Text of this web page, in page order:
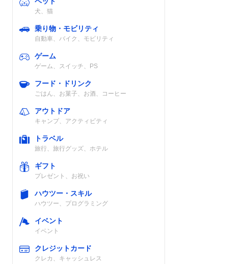
犬、猫
乗り物・モビリティ
自動車、バイク、モビリティ
ゲーム
ゲーム、スイッチ、PS
フード・ドリンク
ごはん、お菓子、お酒、コーヒー
アウトドア
キャンプ、アクティビティ
トラベル
旅行、旅行グッズ、ホテル
ギフト
プレゼント、お祝い
ハウツー・スキル
ハウツー、プログラミング
イベント
イベント
クレジットカード
クレカ、キャッシュレス